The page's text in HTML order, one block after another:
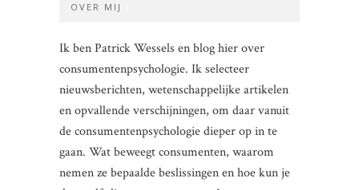
OVER MIJ
Ik ben Patrick Wessels en blog hier over
consumentenpsychologie. Ik selecteer
nieuwsberichten, wetenschappelijke artikelen
en opvallende verschijningen, om daar vanuit
de consumentenpsychologie dieper op in te
gaan. Wat beweegt consumenten, waarom
nemen ze bepaalde beslissingen en hoe kun je